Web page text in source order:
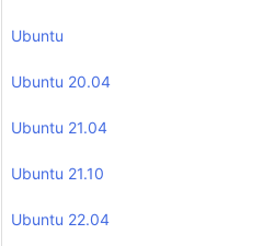
Ubuntu
Ubuntu 20.04
Ubuntu 21.04
Ubuntu 21.10
Ubuntu 22.04